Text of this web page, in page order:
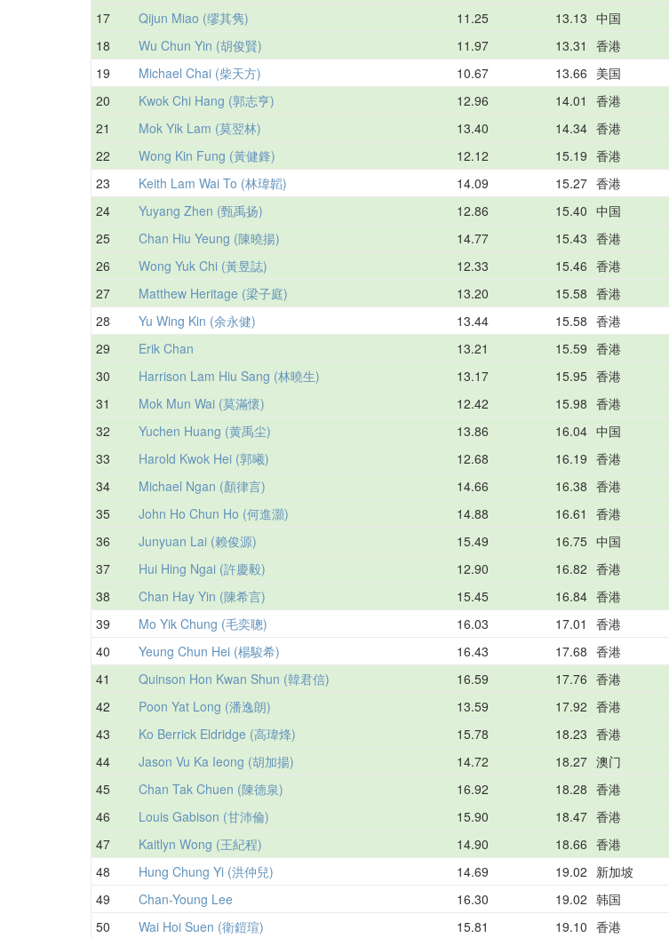
17 Qijun Miao (缪其隽) 11.25 13.13 中国
18 Wu Chun Yin (胡俊賢) 11.97 13.31 香港
19 Michael Chai (柴天方) 10.67 13.66 美国
20 Kwok Chi Hang (郭志亨) 12.96 14.01 香港
21 Mok Yik Lam (莫翌林) 13.40 14.34 香港
22 Wong Kin Fung (黃健鋒) 12.12 15.19 香港
23 Keith Lam Wai To (林瑋韜) 14.09 15.27 香港
24 Yuyang Zhen (甄禹扬) 12.86 15.40 中国
25 Chan Hiu Yeung (陳曉揚) 14.77 15.43 香港
26 Wong Yuk Chi (黃昱誌) 12.33 15.46 香港
27 Matthew Heritage (梁子庭) 13.20 15.58 香港
28 Yu Wing Kin (余永健) 13.44 15.58 香港
29 Erik Chan 13.21 15.59 香港
30 Harrison Lam Hiu Sang (林曉生) 13.17 15.95 香港
31 Mok Mun Wai (莫滿懷) 12.42 15.98 香港
32 Yuchen Huang (黄禹尘) 13.86 16.04 中国
33 Harold Kwok Hei (郭曦) 12.68 16.19 香港
34 Michael Ngan (顏律言) 14.66 16.38 香港
35 John Ho Chun Ho (何進灝) 14.88 16.61 香港
36 Junyuan Lai (赖俊源) 15.49 16.75 中国
37 Hui Hing Ngai (許慶毅) 12.90 16.82 香港
38 Chan Hay Yin (陳希言) 15.45 16.84 香港
39 Mo Yik Chung (毛奕聰) 16.03 17.01 香港
40 Yeung Chun Hei (楊駿希) 16.43 17.68 香港
41 Quinson Hon Kwan Shun (韓君信) 16.59 17.76 香港
42 Poon Yat Long (潘逸朗) 13.59 17.92 香港
43 Ko Berrick Eldridge (高瑋烽) 15.78 18.23 香港
44 Jason Vu Ka Ieong (胡加揚) 14.72 18.27 澳门
45 Chan Tak Chuen (陳德泉) 16.92 18.28 香港
46 Louis Gabison (甘沛倫) 15.90 18.47 香港
47 Kaitlyn Wong (王紀程) 14.90 18.66 香港
48 Hung Chung Yi (洪仲兒) 14.69 19.02 新加坡
49 Chan-Young Lee 16.30 19.02 韩国
50 Wai Hoi Suen (衛鎧瑄) 15.81 19.10 香港